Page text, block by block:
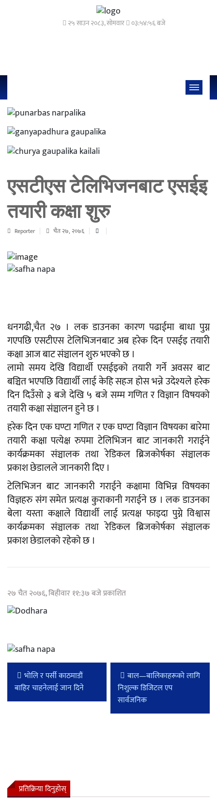
२५ साउन २०८३, सोमवार ०३:५४:५६ बजे
एसटीएस टेलिभिजनबाट एसईइ
तयारी कक्षा शुरु
Reporter चैत २७, २०७६
धनगढी,चैत २७ । लक डाउनका कारण पढाईमा बाधा पुग्न
गएपछि एसटीएस टेलिभिजनबाट अब हरेक दिन एसईइ तयारी
कक्षा आज बाट संञ्चालन शुरु भएको छ ।
लामो समय देखि विद्यार्थी एसईइको तयारी गर्ने अवसर बाट
बञ्चित भएपछि विद्यार्थी लाई केहि सहज होस भन्ने उदेश्यले हरेक
दिन दिउँसो ३ बजे देखि ५ बजे सम्म गणित र विज्ञान विषयको
तयारी कक्षा संञ्चालन हुने छ ।
हरेक दिन एक घण्टा गणित र एक घण्टा विज्ञान विषयका बारेमा
तयारी कक्षा पत्येक्ष रुपमा टेलिभिजन बाट जानकारी गराईने
कार्यक्रमका संञ्चालक तथा रेडिकल ब्रिजकोर्षका संञ्चालक
प्रकाश छेडालले जानकारी दिए ।
टेलिभिजन बाट जानकारी गराईने कक्षामा विभिन्न विषयका
विज्ञहरु संग समेत प्रत्यक्ष कुराकानी गराईने छ । लक डाउनका
बेला यस्ता कक्षाले विद्यार्थी लाई प्रत्यक्ष फाइदा पुग्ने विश्वास
कार्यक्रमका संञ्चालक तथा रेडिकल ब्रिजकोर्षका संञ्चालक
प्रकाश छेडालको रहेको छ ।
२७ चैत २०७६, बिहीवार ११:३७ बजे प्रकाशित
भोलि र पर्सी काठमाडौं
बाहिर चाहनेलाई जान दिने
बाल—बालिकाहरूको लागि
निशुल्क डिजिटल एप
सार्वजनिक
प्रतिक्रिया दिनुहोस्